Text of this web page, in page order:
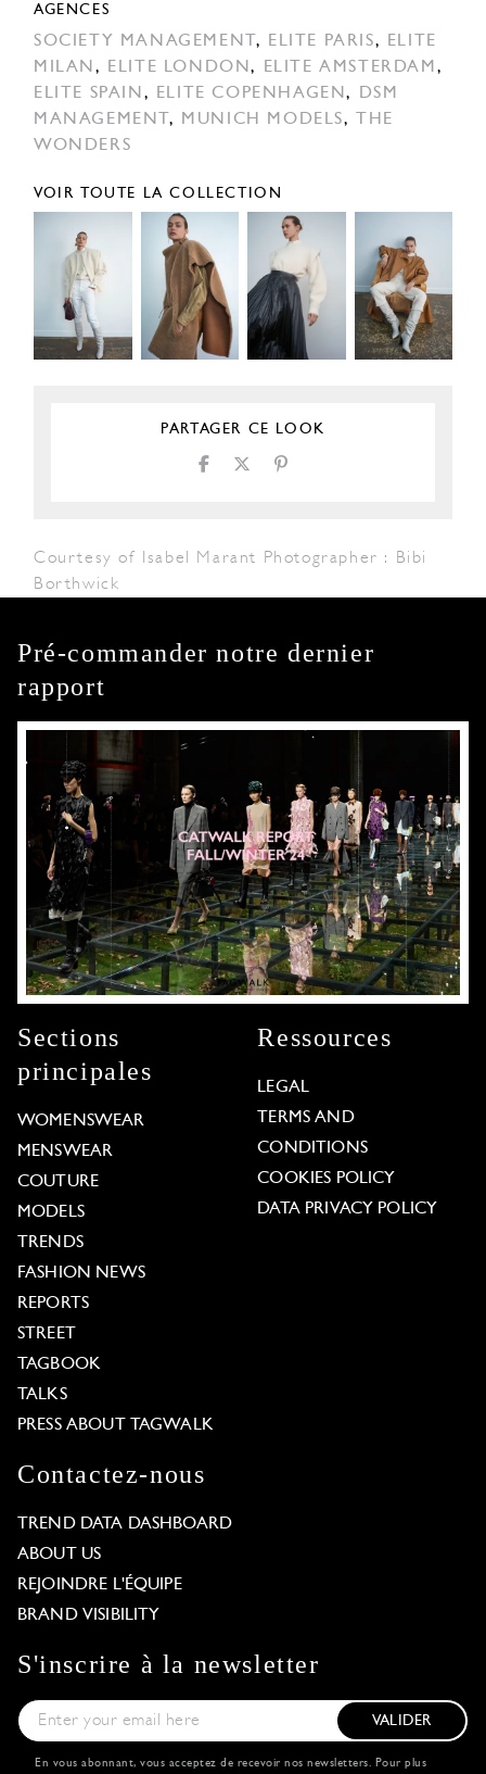
AGENCES
SOCIETY MANAGEMENT , ELITE PARIS,
ELITE
MILAN , ELITE LONDON, ELITE AMSTERDAM ,
ELITE SPAIN , ELITE COPENHAGEN,
DSM
MANAGEMENT , MUNICH MODELS,
THE
WONDERS
VOIR TOUTE LA COLLECTION
PARTAGER CE LOOK
Courtesy of Isabel Marant Photographer : Bibi
Borthwick
Pré-commander notre dernier
rapport
Sections
principales
WOMENSWEAR
MENSWEAR
COUTURE
MODELS
TRENDS
FASHION NEWS
REPORTS
STREET
TAGBOOK
TALKS
PRESS ABOUT TAGWALK
Ressources
LEGAL
TERMS AND
CONDITIONS
COOKIES POLICY
DATA PRIVACY POLICY
Contactez-nous
TREND DATA DASHBOARD
ABOUT US
REJOINDRE L'ÉQUIPE
BRAND VISIBILITY
S'inscrire à la newsletter
VALIDER
En vous abonnant, vous acceptez de recevoir nos newsletters. Pour plus